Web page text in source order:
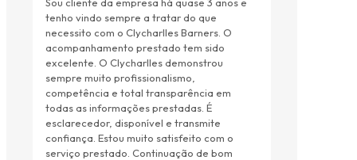
tenho vindo sempre a tratar do que
necessito com o Clycharlles Barners. O
acompanhamento prestado tem sido
excelente. O Clycharlles demonstrou
sempre muito profissionalismo,
competência e total transparência em
todas as informações prestadas. É
esclarecedor, disponível e transmite
confiança. Estou muito satisfeito com o
serviço prestado. Continuação de bom